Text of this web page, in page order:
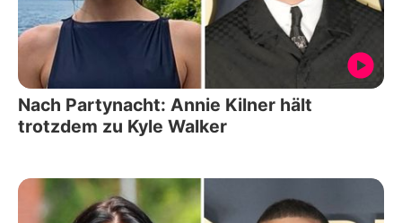
Nach Partynacht: Annie Kilner hält
trotzdem zu Kyle Walker